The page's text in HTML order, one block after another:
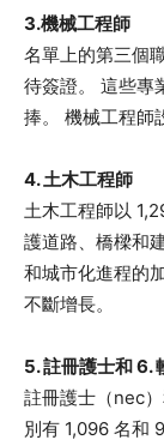
3.機械工程師
名單上的第三個
待簽證。 這些專
捧。 機械工程師
4. 土木工程師
土木工程師以
護道路、橋樑和
和城市化進程的
不斷增長。
5. 註冊護士和 6.
註冊護士（nec
別有 1,096 名和